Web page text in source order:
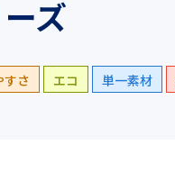
ズ
すさ エコ 単一素材